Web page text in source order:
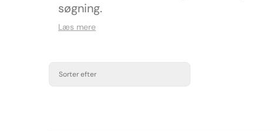
søgning.
Læs mere
Sorter efter